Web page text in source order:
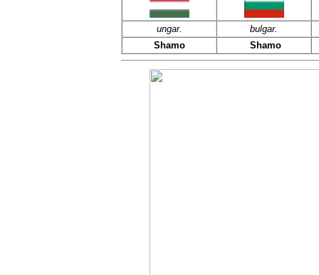
ungar.
bulgar.
Shamo
Shamo